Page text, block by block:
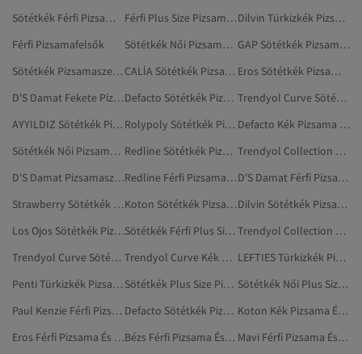
Sötétkék Férfi Pizsama És Alsónemű
Férfi Plus Size Pizsamaszettek
Dilvin Türkizkék Pizsama És Alsónemű
Férfi Pizsamafelsők
Sötétkék Női Pizsama És Alsónemű
GAP Sötétkék Pizsama És Alsónemű
Sötétkék Pizsamaszettek
CALİA Sötétkék Pizsamaszettek
Eros Sötétkék Pizsamaszettek
D'S Damat Fekete Pizsama És Alsónemű
Defacto Sötétkék Pizsama És Alsónemű
Trendyol Curve Sötétkék Pizsamaszettek
AYYILDIZ Sötétkék Pizsama És Alsónemű
Rolypoly Sötétkék Pizsamaszettek
Defacto Kék Pizsama És Alsónemű
Sötétkék Női Pizsamaszettek
Redline Sötétkék Pizsamaszettek
Trendyol Collection Férfi Pizsama És Alsónemű
D'S Damat Pizsamaszettek
Redline Férfi Pizsamaszettek
D'S Damat Férfi Pizsamaszettek
Strawberry Sötétkék Plus Size Pizsamaszettek
Koton Sötétkék Pizsama És Alsónemű
Dilvin Sötétkék Pizsama És Alsónemű
Los Ojos Sötétkék Pizsama És Alsónemű
Sötétkék Férfi Plus Size Pizsamaszettek
Trendyol Collection Piros Pizsama És Alsónemű
Trendyol Curve Sötétkék Plus Size Pizsamaszettek
Trendyol Curve Kék Pizsamaszettek
LEFTIES Türkizkék Pizsamaszettek
Penti Türkizkék Pizsamaszettek
Sötétkék Plus Size Pizsamaszettek
Sötétkék Női Plus Size Pizsamaszettek
Paul Kenzie Férfi Pizsama És Alsónemű
Defacto Sötétkék Pizsamaszettek
Koton Kék Pizsama És Alsónemű
Eros Férfi Pizsama És Alsónemű
Bézs Férfi Pizsama És Alsónemű
Mavi Férfi Pizsama És Alsónemű